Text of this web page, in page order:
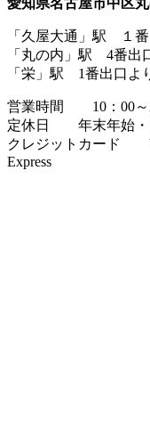
「久屋大通」駅 １
「丸の内」駅 4番出
「栄」駅 1番出口よ
営業時間 10：00～
定休日 年末年始・
クレジットカード
Express